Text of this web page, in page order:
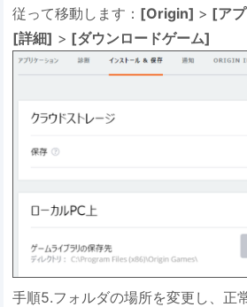
従って移動します： [Origin] > [ア
[詳細] > [ダウンロードゲーム]
手順5.フォルダの場所を変更し、正